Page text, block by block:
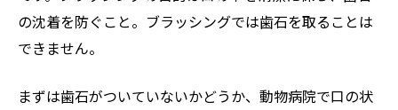
の沈着を防ぐこと。ブラッシングでは歯石を取ることは
できません。
まずは歯石がついていないかどうか、動物病院で口の状